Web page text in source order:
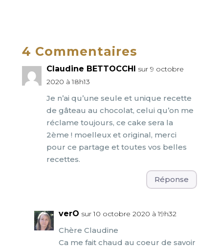
4 Commentaires
Claudine BETTOCCHI sur 9 octobre
2020 à 18h13
Je n’ai qu’une seule et unique recette
de gâteau au chocolat, celui qu’on me
réclame toujours, ce cake sera la
2ème ! moelleux et original, merci
pour ce partage et toutes vos belles
recettes.
Réponse
verO sur 10 octobre 2020 à 19h32
Chère Claudine
Ca me fait chaud au coeur de savoir